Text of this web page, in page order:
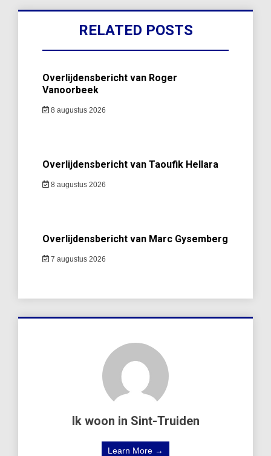
RELATED POSTS
Overlijdensbericht van Roger
Vanoorbeek
8 augustus 2026
Overlijdensbericht van Taoufik Hellara
8 augustus 2026
Overlijdensbericht van Marc Gysemberg
7 augustus 2026
Ik woon in Sint-Truiden
Learn More →